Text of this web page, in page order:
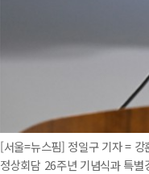
[서울=뉴스핌] 정일구 기자 =
정상회담 26주년 기념식과 특